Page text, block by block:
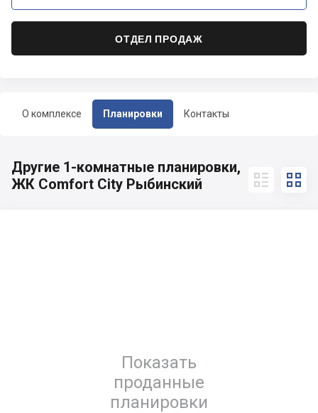
О комплексе Планировки Контакты
ОТДЕЛ ПРОДАЖ
Другие 1-комнатные планировки,
ЖК Comfort City Рыбинский
 
Показать
проданные
планировки